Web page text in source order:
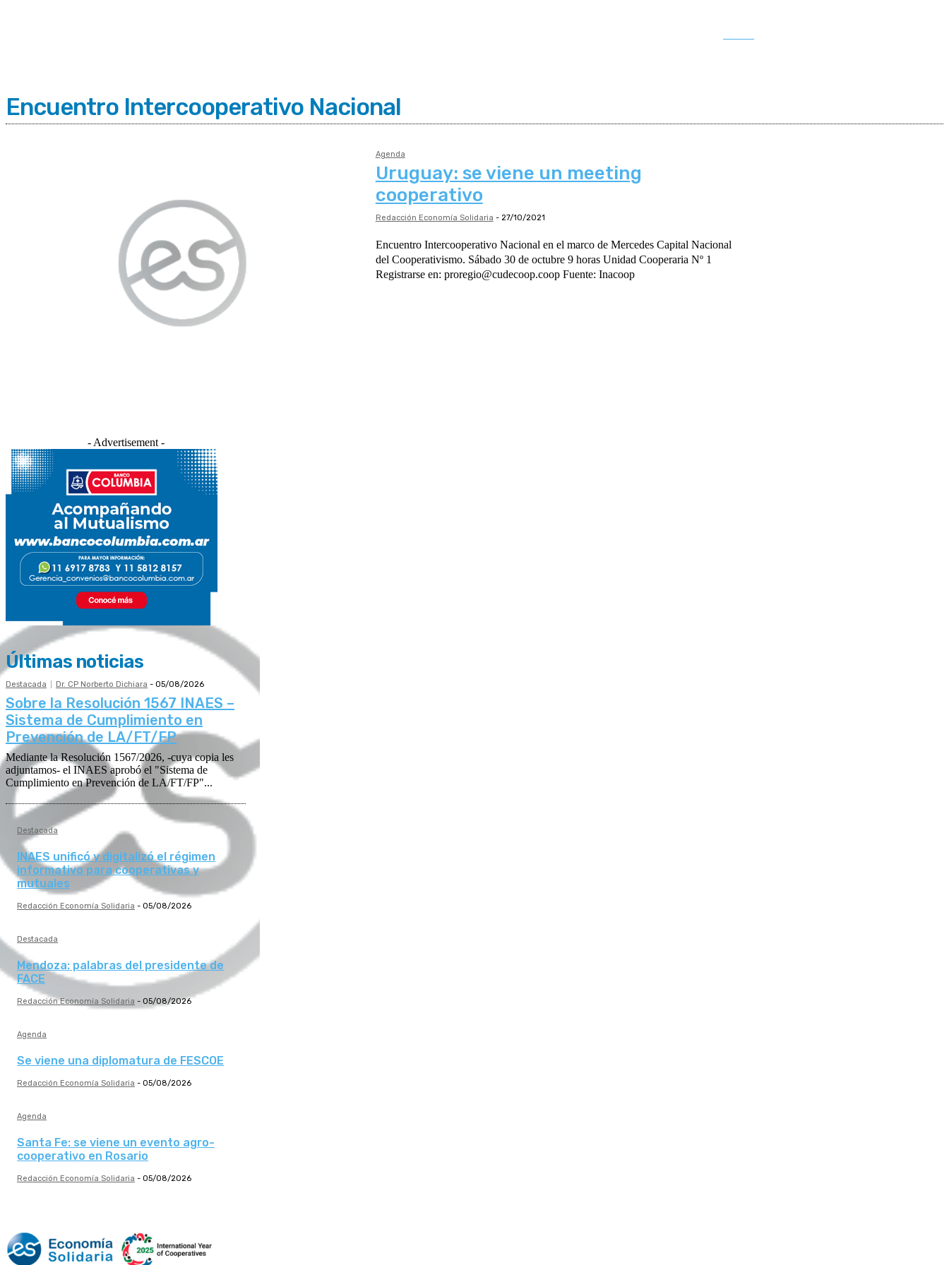
Encuentro Intercooperativo Nacional
Agenda
Uruguay: se viene un meeting
cooperativo
Redacción Economía Solidaria - 27/10/2021
Encuentro Intercooperativo Nacional en el marco de Mercedes Capital Nacional
del Cooperativismo. Sábado 30 de octubre 9 horas Unidad Cooperaria Nº 1
Registrarse en: proregio@cudecoop.coop Fuente: Inacoop
- Advertisement -
Últimas noticias
Destacada Dr. CP Norberto Dichiara - 05/08/2026
Sobre la Resolución 1567 INAES –
Sistema de Cumplimiento en
Prevención de LA/FT/FP
Mediante la Resolución 1567/2026, -cuya copia les
adjuntamos- el INAES aprobó el "Sistema de
Cumplimiento en Prevención de LA/FT/FP"...
Destacada
INAES unificó y digitalizó el régimen
informativo para cooperativas y
mutuales
Redacción Economía Solidaria - 05/08/2026
Destacada
Mendoza: palabras del presidente de
FACE
Redacción Economía Solidaria - 05/08/2026
Agenda
Se viene una diplomatura de FESCOE
Redacción Economía Solidaria - 05/08/2026
Agenda
Santa Fe: se viene un evento agro-
cooperativo en Rosario
Redacción Economía Solidaria - 05/08/2026